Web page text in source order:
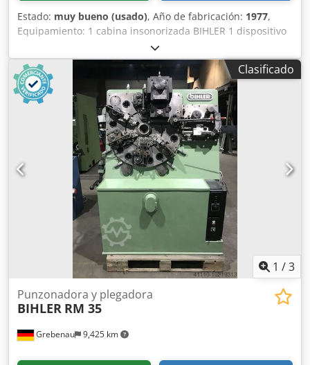
Estado: muy bueno (usado), Año de fabricación: 1977,
Equipamiento: 1 cabina insonorizada BIHLER 1 dispositivo
de alimentación por pinzas, lado derecho 1 prensa
excéntrica de 70 kN 4 unidades de corredera estándar 1
unidad de corredera estrecha Área de trabajo: Dcsdofzr
Aqspfx Ahujk Rango de grosor del alambre: 0,5 - 3,5 mm
Ancho de la banda: hasta 32 mm Longitud de
alimentación: hasta 170 mm Rendimiento: hasta 250/min.
Clasificado
1 /3
Grebenau 9,425 km
Punzonadora y plegadora
BIHLER RM 35